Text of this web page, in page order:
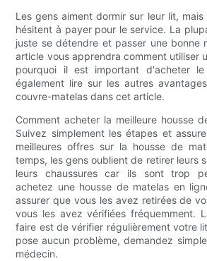
Les gens aiment dormir sur leur lit,
hésitent à payer pour le service. La
juste se détendre et passer une bonne
article vous apprendra comment utiliser
pourquoi il est important d'acheter
également lire sur les autres
couvre-matelas dans cet article.
Comment acheter la meilleure housse
Suivez simplement les étapes et
meilleures offres sur la housse de
temps, les gens oublient de retirer leurs
leurs chaussures car ils sont trop
achetez une housse de matelas en
assurer que vous les avez retirées de
vous les avez vérifiées fréquemment.
faire est de vérifier régulièrement votre
pose aucun problème, demandez
médecin.